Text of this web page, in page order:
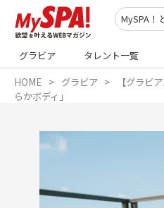
MySPA！
グラビア タレント一覧
HOME グラビア
【グラビ
らかボディ」